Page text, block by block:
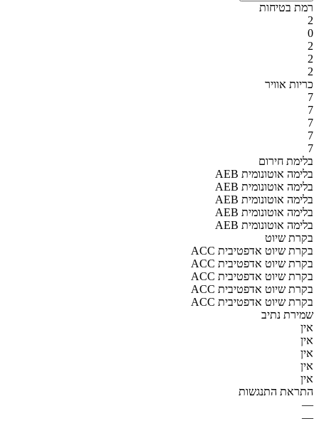
רמת בטיחות
2
0
2
2
2
כריות אוויר
7
7
7
7
7
בלימת חירום
AEB בלימה אוטונומית
AEB בלימה אוטונומית
AEB בלימה אוטונומית
AEB בלימה אוטונומית
AEB בלימה אוטונומית
בקרת שיוט
ACC בקרת שיוט אדפטיבית
ACC בקרת שיוט אדפטיבית
ACC בקרת שיוט אדפטיבית
ACC בקרת שיוט אדפטיבית
ACC בקרת שיוט אדפטיבית
שמירת נתיב
אין
אין
אין
אין
אין
התראת התנגשות
—
—